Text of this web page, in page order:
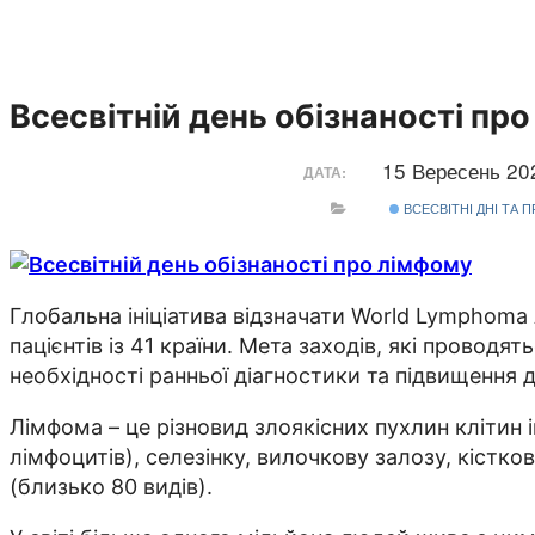
Всесвітній день обізнаності
ДАТА: 15 Вересень
ВСЕСВІТНІ ДНІ ТА
Глобальна ініціатива відзначати World
пацієнтів із 41 країни. Мета заходів, які
необхідності ранньої діагностики та підвищення
Лімфома – це різновид злоякісних пухлин
лімфоцитів), селезінку, вилочкову залозу,
(близько 80 видів).